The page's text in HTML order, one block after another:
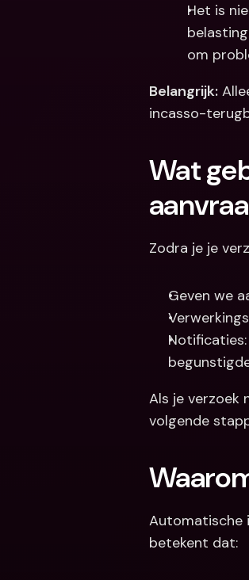
Het is
om
Belangrijk:
incasso-
Wat
Zodra je je
Geven we
Als je verzoek
volgende
Automatische
betekent dat: